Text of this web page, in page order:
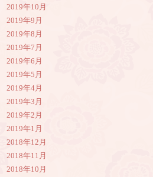
2019年10月
2019年9月
2019年8月
2019年7月
2019年6月
2019年5月
2019年4月
2019年3月
2019年2月
2019年1月
2018年12月
2018年11月
2018年10月